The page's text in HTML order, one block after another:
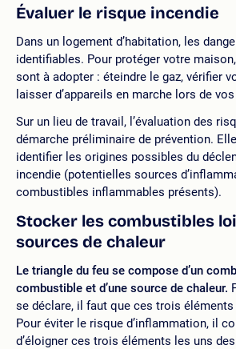
Évaluer le risque incendie
Dans un logement d’habitation, les
identifiables. Pour protéger votre
sont à adopter : éteindre le gaz, vérifier
laisser d’appareils en marche lors de
Sur un lieu de travail, l’évaluation des
démarche préliminaire de prévention.
identifier les origines possibles du
incendie (potentielles sources
combustibles inflammables présents).
Stocker les combustibles
sources de chaleur
Le triangle du feu se compose d’un
combustible et d’une source de chaleur.
se déclare, il faut que ces trois
Pour éviter le risque d’inflammation, il
d’éloigner ces trois éléments les uns